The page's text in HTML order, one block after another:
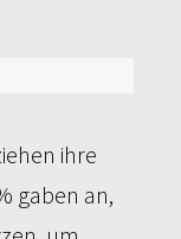
ihre
gaben an,